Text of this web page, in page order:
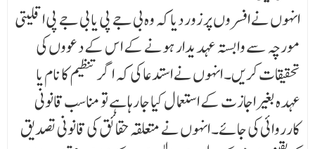
انہوں نے افسروں پر زور دیا کہ وہ بی جے پی یا بی جے پی اقلیتی
مورچہ سے وابستہ عہدیدار ہونے کے ا س کے دعووں کی
تحقیقات کریں۔ انہوں نے استدعا کی کہ اگر تنظیم کا نام یا
عہدہ بغیر اجازت کے استعما ل کیا جا رہا ہے تو مناسب قانونی
کارروائی کی جائے۔ انہوں نے متعلقہ حقائق کی قانونی تصدیق